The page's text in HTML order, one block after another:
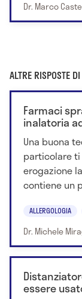
Dr. Marco
ALTRE RISPOSTE
Farmaci
inalatoria
Una buona
particolare
erogazione
contiene un
ALLERGOLOGIA
Dr. Michele
essere